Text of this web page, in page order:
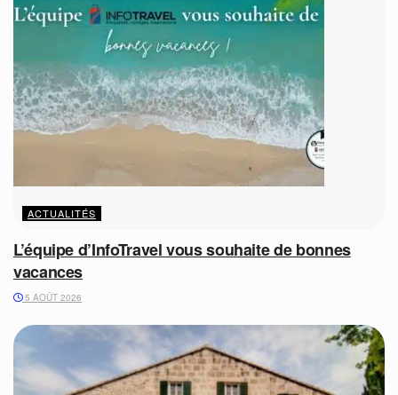
ACTUALITÉS
L’équipe d’InfoTravel vous souhaite de bonnes
vacances
5 AOÛT 2026